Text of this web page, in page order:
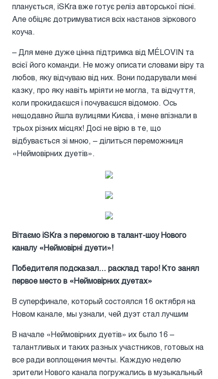
планується, iSKra вже готує реліз авторської пісні.
Але обіцяє дотримуватися всіх настанов зіркового
коуча.
– Для мене дуже цінна підтримка від MÉLOVIN та
всієї його команди. Не можу описати словами віру та
любов, яку відчуваю від них. Вони подарували мені
казку, про яку навіть мріяти не могла, та відчуття,
коли прокидаєшся і почуваєшся відомою. Ось
нещодавно йшла вулицями Києва, і мене впізнали в
трьох різних місцях! Досі не вірю в те, що
відбувається зі мною, – ділиться переможниця
«Неймовірних дуетів».
Вітаємо iSKra з перемогою в талант-шоу Нового
каналу «Неймовірні дуети»!
Победителя подсказал... расклад таро! Кто занял
первое место в «Неймовірних дуетах»
В суперфинале, который состоялся 16 октября на
Новом канале, мы узнали, чей дуэт стал лучшим
В начале «Неймовірних дуетів» их было 16 –
талантливых и таких разных участников, готовых на
все ради воплощения мечты. Каждую неделю
зрители Нового канала погружались в музыкальный